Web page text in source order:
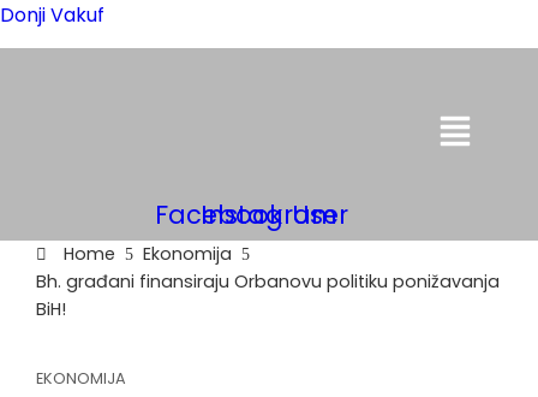
Donji Vakuf
Menu
Facebook
Instagram
User
Home
Ekonomija
Bh. građani finansiraju Orbanovu politiku ponižavanja
BiH!
EKONOMIJA